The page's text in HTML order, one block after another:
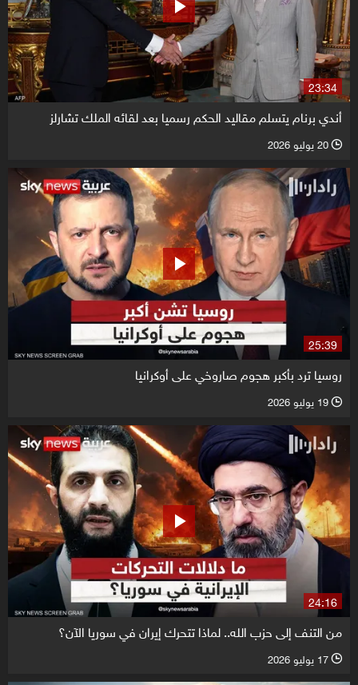
23:34
أندي برنام يتسلم مقاليد الحكم رسميا بعد لقائه الملك تشارلز
l 20 يوليو 2026
25:39
روسيا ترد بأكبر هجوم صاروخي على أوكرانيا
l 19 يوليو 2026
24:16
من التنف إلى حزب الله.. لماذا تتحرك إيران في سوريا الآن؟
l 17 يوليو 2026